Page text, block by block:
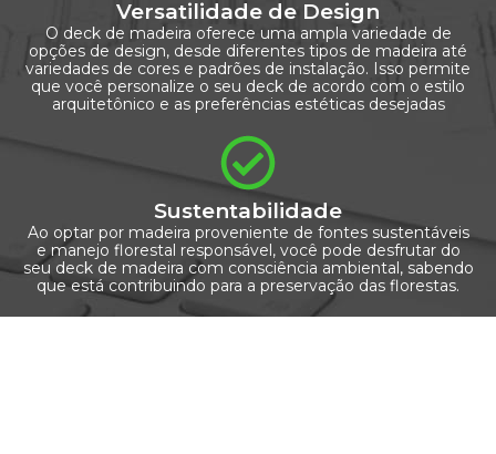
Versatilidade de Design
O deck de madeira oferece uma ampla variedade de
opções de design, desde diferentes tipos de madeira até
variedades de cores e padrões de instalação. Isso permite
que você personalize o seu deck de acordo com o estilo
arquitetônico e as preferências estéticas desejadas
Sustentabilidade
Ao optar por madeira proveniente de fontes sustentáveis
e manejo florestal responsável, você pode desfrutar do
seu deck de madeira com consciência ambiental, sabendo
que está contribuindo para a preservação das florestas.